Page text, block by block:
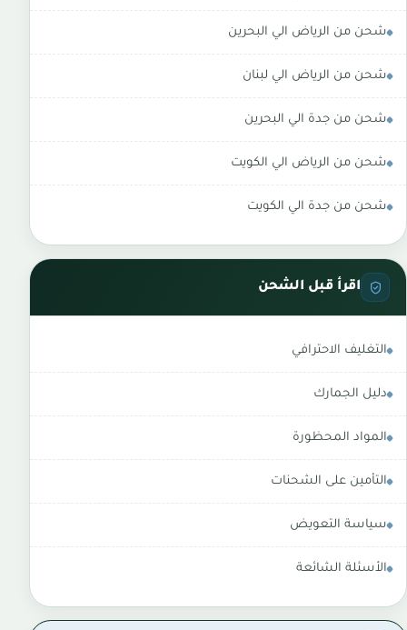
شحن من الرياض الي البحرين
شحن من الرياض الي لبنان
شحن من جدة الي البحرين
شحن من الرياض الي الكويت
شحن من جدة الي الكويت
اقرأ قبل الشحن
التغليف الاحترافي
دليل الجمارك
المواد المحظورة
التأمين على الشحنات
سياسة التعويض
الأسئلة الشائعة